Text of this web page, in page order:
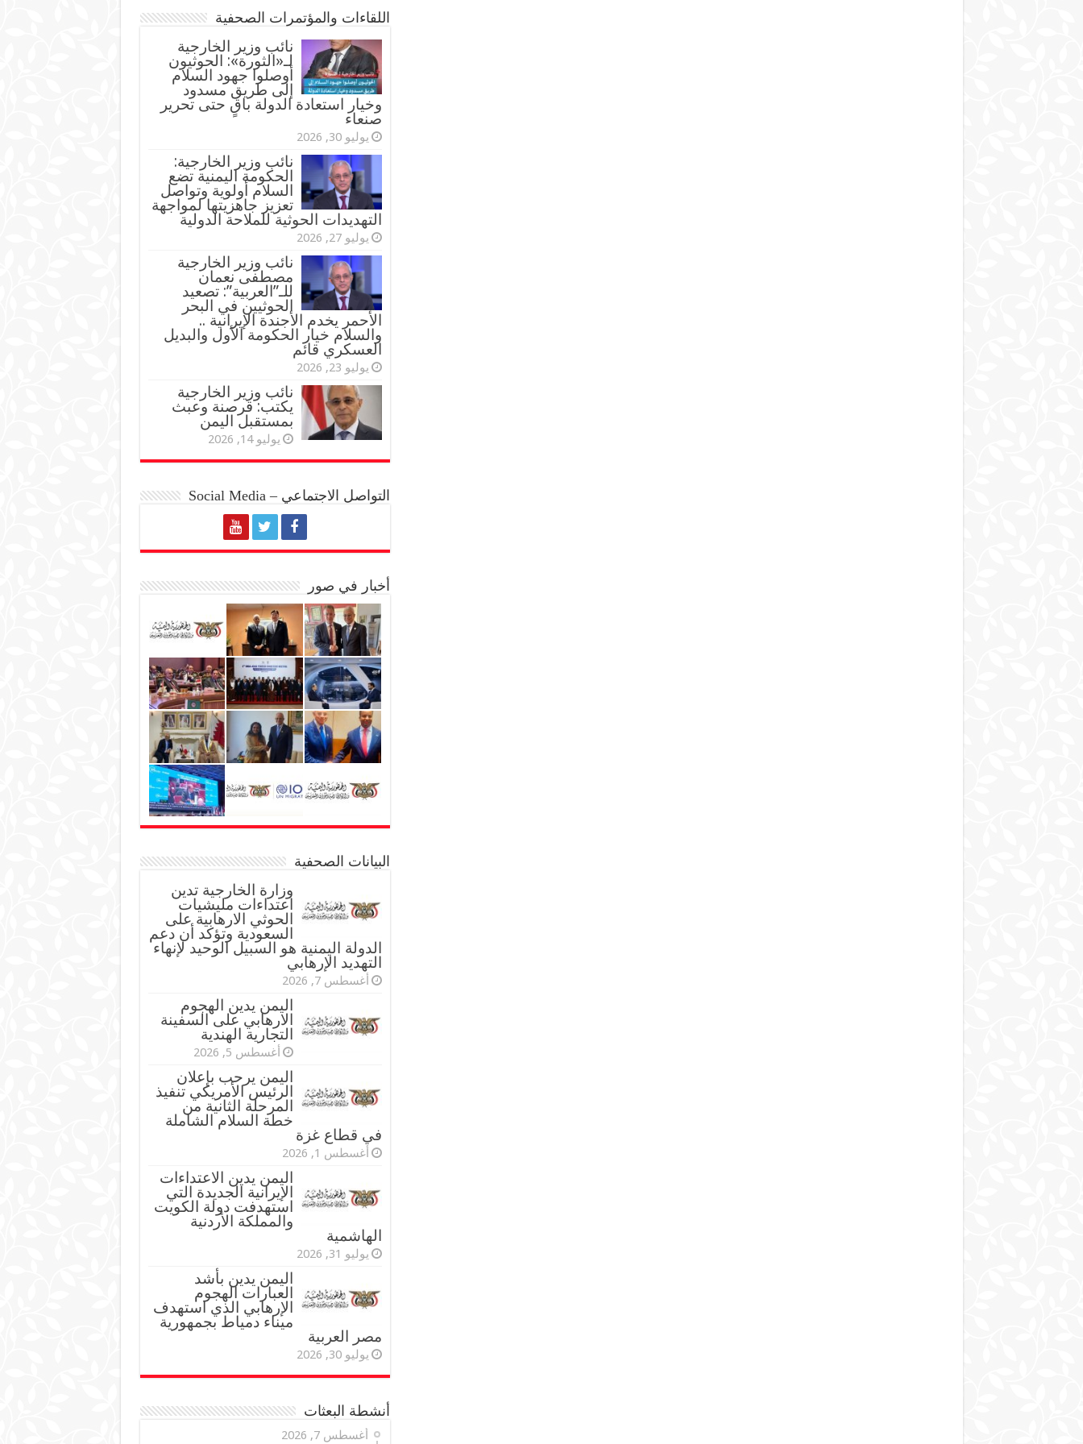
اللقاءات والمؤتمرات الصحفية
‏نائب وزير الخارجية
لـ«الثورة»: الحوثيون
أوصلوا جهود السلام
إلى طريق مسدود
وخيار استعادة الدولة باقٍ حتى تحرير
صنعاء
يوليو 30, 2026
نائب وزير الخارجية:
الحكومة اليمنية تضع
السلام أولوية وتواصل
تعزيز جاهزيتها لمواجهة
التهديدات الحوثية للملاحة الدولية
يوليو 27, 2026
نائب وزير الخارجية
مصطفى نعمان
للـ”العربية”: تصعيد
الحوثيين في البحر
الأحمر يخدم الأجندة الإيرانية ..
والسلام خيار الحكومة الأول والبديل
العسكري قائم
يوليو 23, 2026
نائب وزير الخارجية
يكتب: قرصنة وعبث
بمستقبل اليمن
يوليو 14, 2026
التواصل الاجتماعي – Social Media
أخبار في صور
البيانات الصحفية
وزارة الخارجية تدين
اعتداءات مليشيات
الحوثي الارهابية على
السعودية وتؤكد أن دعم
الدولة اليمنية هو السبيل الوحيد لإنهاء
التهديد الإرهابي
أغسطس 7, 2026
اليمن يدين الهجوم
الارهابي على السفينة
التجارية الهندية
أغسطس 5, 2026
اليمن يرحب بإعلان
الرئيس الأمريكي تنفيذ
المرحلة الثانية من
خطة السلام الشاملة
في قطاع غزة
أغسطس 1, 2026
اليمن يدين الاعتداءات
الإيرانية الجديدة التي
استهدفت دولة الكويت
والمملكة الأردنية
الهاشمية
يوليو 31, 2026
اليمن يدين بأشد
العبارات الهجوم
الإرهابي الذي استهدف
ميناء دمياط بجمهورية
مصر العربية
يوليو 30, 2026
أنشطة البعثات
أغسطس 7, 2026